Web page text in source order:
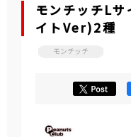
モンチッチLサ
イトVer)2種
モンチッチ